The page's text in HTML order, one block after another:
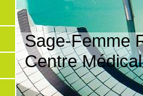
Sage-Femme
Centre